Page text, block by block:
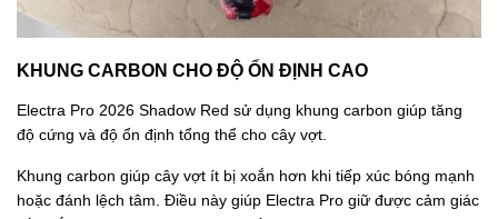
KHUNG CARBON CHO ĐỘ ỔN ĐỊNH CAO
Electra Pro 2026 Shadow Red sử dụng khung carbon giúp tăng
độ cứng và độ ổn định tổng thể cho cây vợt.
Khung carbon giúp cây vợt ít bị xoắn hơn khi tiếp xúc bóng mạnh
hoặc đánh lệch tâm. Điều này giúp Electra Pro giữ được cảm giác